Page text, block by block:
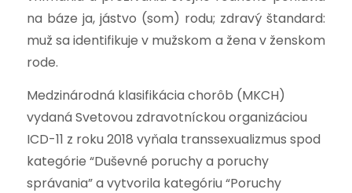
na báze ja, jástvo (som) rodu; zdravý štandard:
muž sa identifikuje v mužskom a žena v ženskom
rode.
Medzinárodná klasifikácia chorôb (MKCH)
vydaná Svetovou zdravotníckou organizáciou
ICD-11 z roku 2018 vyňala transsexualizmus spod
kategórie “Duševné poruchy a poruchy
správania” a vytvorila kategóriu “Poruchy